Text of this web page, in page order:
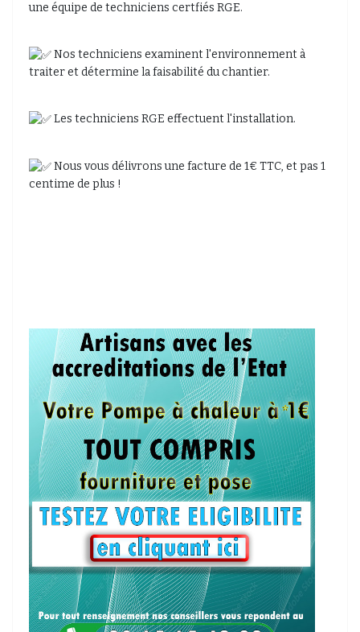
une équipe de techniciens certfiés RGE.
Nos techniciens examinent l'environnement à
traiter et détermine la faisabilité du chantier.
Les techniciens RGE effectuent l'installation.
Nous vous délivrons une facture de 1€ TTC, et pas 1
centime de plus !